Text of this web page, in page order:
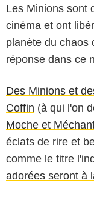
Les Minions sont
cinéma et ont
planète du chaos
réponse dans ce
Des Minions et
Coffin (à qui l'on
Moche et
éclats de rire et
comme le titre
adorées seront à